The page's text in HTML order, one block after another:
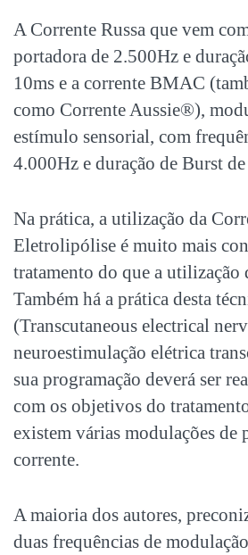
A Corrente Russa que vem
portadora de 2.500Hz e
10ms e a corrente BMAC
como Corrente Aussie®),
estímulo sensorial, com
4.000Hz e duração de Burst
Na prática, a utilização da
Eletrolipólise é muito mais
tratamento do que a utilização
Também há a prática desta
(Transcutaneous electrical
neuroestimulação elétrica
sua programação deverá ser
com os objetivos do
existem várias modulações de
corrente.
A maioria dos autores,
duas frequências de